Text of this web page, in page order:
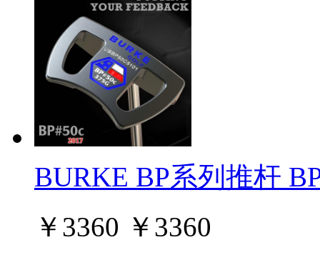
BURKE BP系列推杆
￥ 3360 ￥ 3360